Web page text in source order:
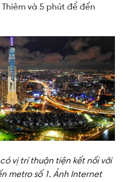
và 5 phút để đến
vị trí thuận tiện kết nối với
metro số 1. Ảnh Internet